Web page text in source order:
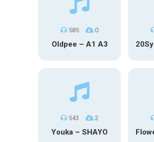
585 0
Oldpee – A1 A3
543 2
Youka – SHAYO